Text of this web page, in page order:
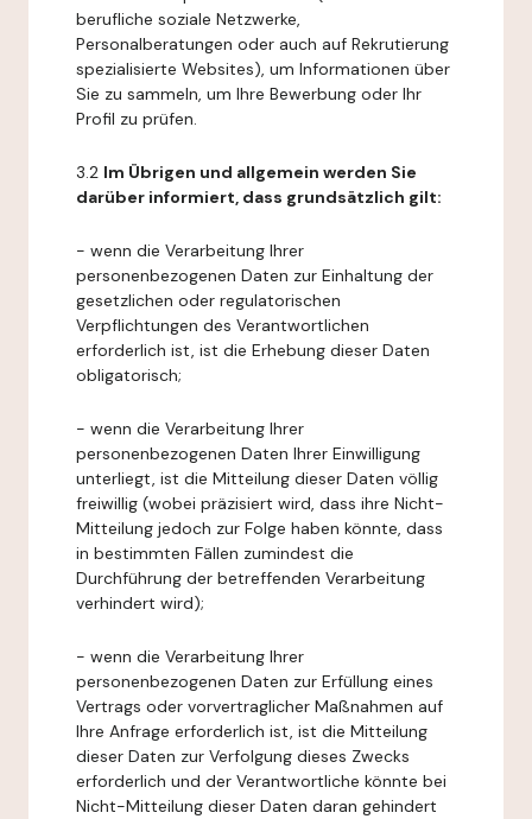
berufliche soziale Netzwerke,
Personalberatungen oder auch auf Rekrutierung
spezialisierte Websites), um Informationen über
Sie zu sammeln, um Ihre Bewerbung oder Ihr
Profil zu prüfen.
3.2 Im Übrigen und allgemein werden Sie
darüber informiert, dass grundsätzlich gilt:
- wenn die Verarbeitung Ihrer
personenbezogenen Daten zur Einhaltung der
gesetzlichen oder regulatorischen
Verpflichtungen des Verantwortlichen
erforderlich ist, ist die Erhebung dieser Daten
obligatorisch;
- wenn die Verarbeitung Ihrer
personenbezogenen Daten Ihrer Einwilligung
unterliegt, ist die Mitteilung dieser Daten völlig
freiwillig (wobei präzisiert wird, dass ihre Nicht-
Mitteilung jedoch zur Folge haben könnte, dass
in bestimmten Fällen zumindest die
Durchführung der betreffenden Verarbeitung
verhindert wird);
- wenn die Verarbeitung Ihrer
personenbezogenen Daten zur Erfüllung eines
Vertrags oder vorvertraglicher Maßnahmen auf
Ihre Anfrage erforderlich ist, ist die Mitteilung
dieser Daten zur Verfolgung dieses Zwecks
erforderlich und der Verantwortliche könnte bei
Nicht-Mitteilung dieser Daten daran gehindert